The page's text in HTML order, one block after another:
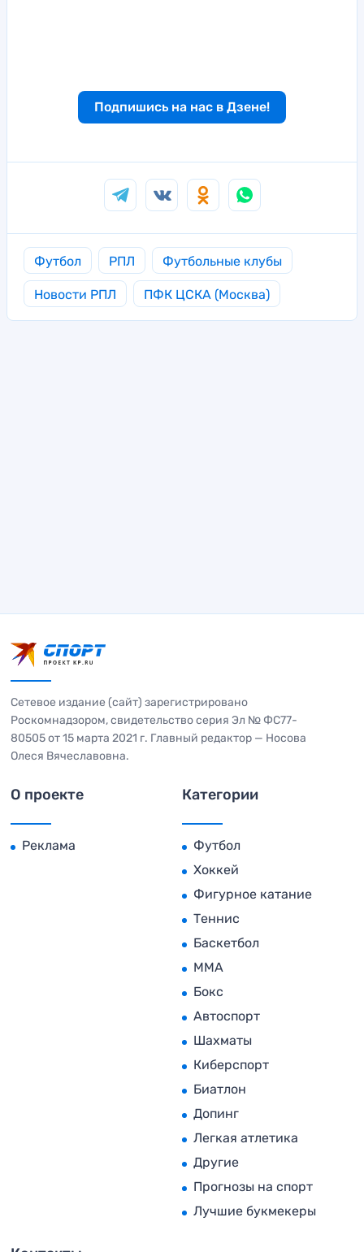
Подпишись на нас в Дзене!
Футбол РПЛ Футбольные клубы
Новости РПЛ ПФК ЦСКА (Москва)
Сетевое издание (сайт) зарегистрировано
Роскомнадзором, свидетельство серия Эл № ФС77-
80505 от 15 марта 2021 г. Главный редактор — Носова
Олеся Вячеславовна.
О проекте
Реклама
Категории
Футбол
Хоккей
Фигурное катание
Теннис
Баскетбол
MMA
Бокс
Автоспорт
Шахматы
Киберспорт
Биатлон
Допинг
Легкая атлетика
Другие
Прогнозы на спорт
Лучшие букмекеры